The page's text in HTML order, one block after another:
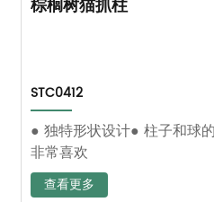
棕榈树猫抓柱
STC0412
● 独特形状设计● 柱子和球
非常喜欢
查看更多